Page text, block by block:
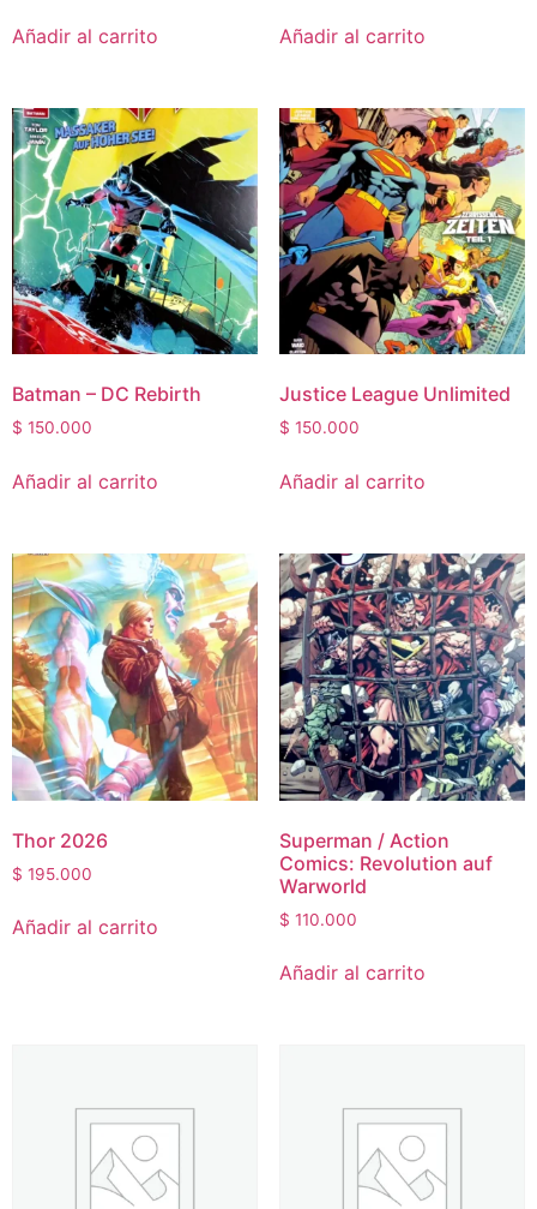
Añadir al carrito Añadir al carrito
Batman – DC Rebirth
$ 150.000
Añadir al carrito
Justice League Unlimited
$ 150.000
Añadir al carrito
Thor 2026
$ 195.000
Añadir al carrito
Superman / Action
Comics: Revolution auf
Warworld
$ 110.000
Añadir al carrito